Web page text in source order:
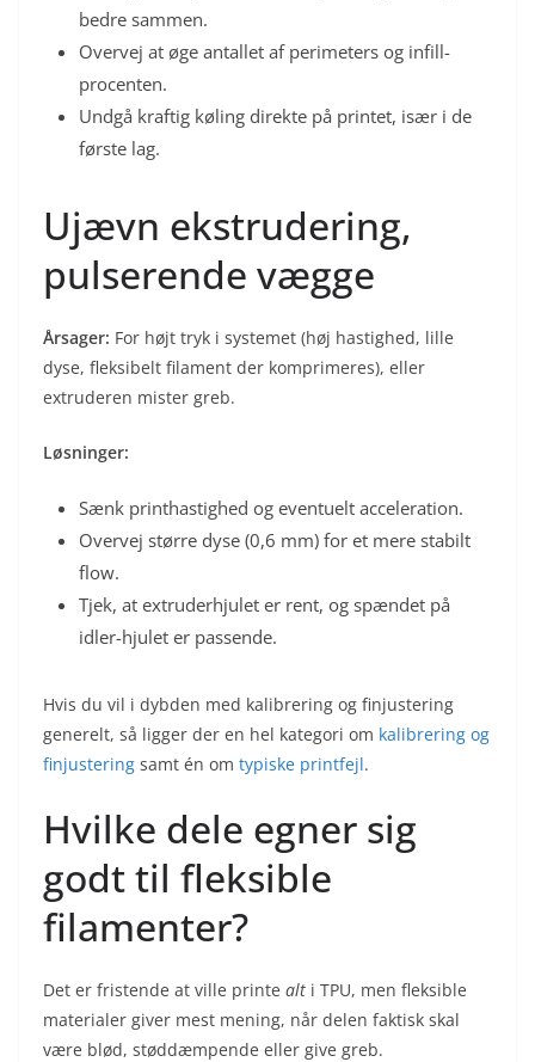
bedre sammen.
Overvej at øge antallet af perimeters og infill-
procenten.
Undgå kraftig køling direkte på printet, især i de
første lag.
Ujævn ekstrudering,
pulserende vægge
Årsager: For højt tryk i systemet (høj hastighed, lille
dyse, fleksibelt filament der komprimeres), eller
extruderen mister greb.
Løsninger:
Sænk printhastighed og eventuelt acceleration.
Overvej større dyse (0,6 mm) for et mere stabilt
flow.
Tjek, at extruderhjulet er rent, og spændet på
idler-hjulet er passende.
Hvis du vil i dybden med kalibrering og finjustering
generelt, så ligger der en hel kategori om kalibrering og
finjustering samt én om typiske printfejl.
Hvilke dele egner sig
godt til fleksible
filamenter?
Det er fristende at ville printe alt i TPU, men fleksible
materialer giver mest mening, når delen faktisk skal
være blød, støddæmpende eller give greb.